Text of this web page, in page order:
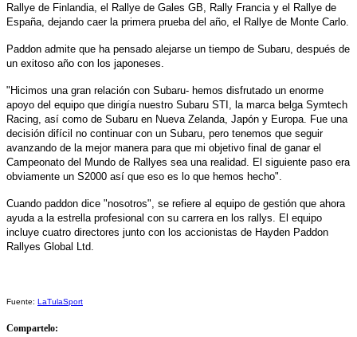
Rallye de Finlandia, el Rallye de Gales GB, Rally Francia y el Rallye de
España, dejando caer la primera prueba del año, el Rallye de Monte Carlo.
Paddon admite que ha pensado alejarse un tiempo de Subaru, después de
un exitoso año con los japoneses.
"Hicimos una gran relación con Subaru- hemos disfrutado un enorme
apoyo del equipo que dirigía nuestro Subaru STI, la marca belga Symtech
Racing, así como de Subaru en Nueva Zelanda, Japón y Europa. Fue una
decisión difícil no continuar con un Subaru, pero tenemos que seguir
avanzando de la mejor manera para que mi objetivo final de ganar el
Campeonato del Mundo de Rallyes sea una realidad. El siguiente paso era
obviamente un S2000 así que eso es lo que hemos hecho".
Cuando paddon dice "nosotros", se refiere al equipo de gestión que ahora
ayuda a la estrella profesional con su carrera en los rallys. El equipo
incluye cuatro directores junto con los accionistas de Hayden Paddon
Rallyes Global Ltd.
Fuente: LaTulaSport
Compartelo: